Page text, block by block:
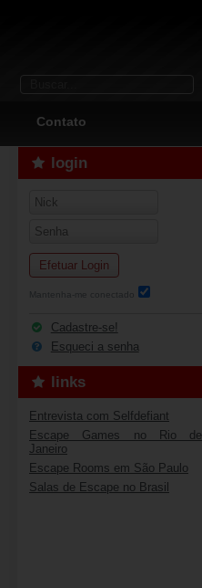
Contato
login
Efetuar Login
Mantenha-me conectado
Cadastre-se!
Esqueci a senha
links
Entrevista com Selfdefiant
Escape Games no Rio de
Janeiro
Escape Rooms em São Paulo
Salas de Escape no Brasil